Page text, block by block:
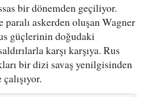
bir dönemden geçiliyor.
askerden oluşan Wagner
güçlerinin doğudaki
karşı karşıya. Rus
bir dizi savaş yenilgisinden